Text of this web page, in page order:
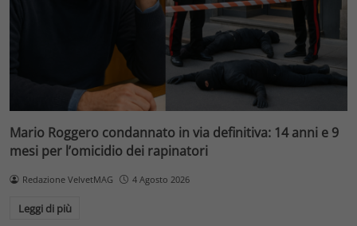
Mario Roggero condannato in via definitiva: 14 anni e 9
mesi per l’omicidio dei rapinatori
Redazione VelvetMAG 4 Agosto 2026
Leggi di più